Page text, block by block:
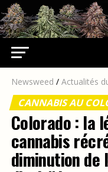
Newsweed / Actualités
CANNABIS AU
Colorado : la
cannabis
diminution